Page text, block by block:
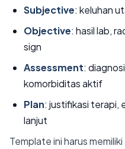
Subjective: keluhan
Objective: hasil lab,
sign
Assessment:
komorbiditas aktif
Plan: justifikasi terapi,
lanjut
Template ini harus memiliki